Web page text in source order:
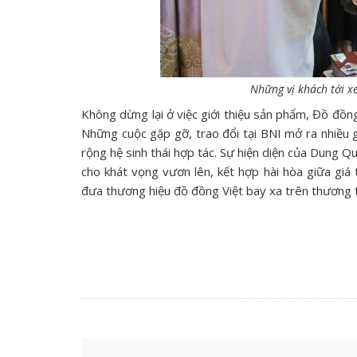
Những vị khách tới
Không dừng lại ở việc giới thiệu sản phẩm, Đồ
Những cuộc gặp gỡ, trao đổi tại BNI mở ra
rộng hệ sinh thái hợp tác. Sự hiện diện của Dung
cho khát vọng vươn lên, kết hợp hài hòa giữa
đưa thương hiệu đồ đồng Việt bay xa trên thương